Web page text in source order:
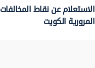
الاستعلام عن نقاط المخالفات
المرورية الكويت